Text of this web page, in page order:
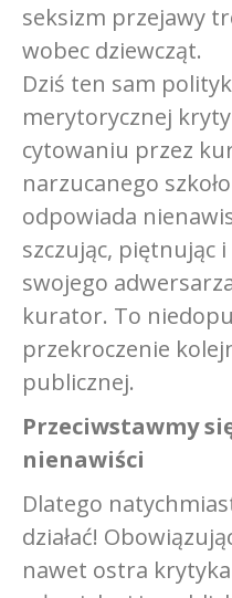
seksizm przejawy
wobec dziewcząt.
Dziś ten sam
merytorycznej
cytowaniu przez
narzucanego
odpowiada
szczując, piętnując
swojego
kurator. To
przekroczenie
publicznej.
Przeciwstawmy
nienawiści
Dlatego
działać!
nawet ostra